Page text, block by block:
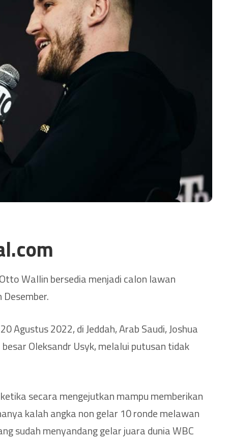
Wallin bersedia menjadi calon lawan
Agustus 2022, di Jeddah, Arab Saudi, Joshua
Oleksandr Usyk, melalui putusan tidak
secara mengejutkan mampu memberikan
kalah angka non gelar 10 ronde melawan
sudah menyandang gelar juara dunia WBC